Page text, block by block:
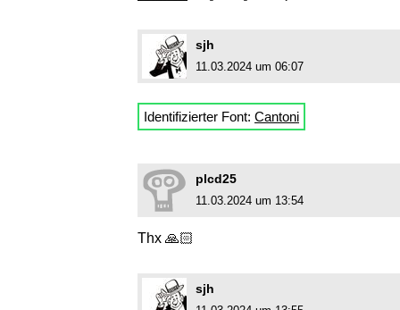
sjh
11.03.2024 um 06:07
Identifizierter Font: Cantoni
plcd25
11.03.2024 um 13:54
Thx 🙏🏻
sjh